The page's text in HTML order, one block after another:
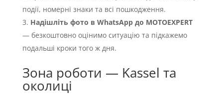
події, номерні знаки та всі пошкодження.
Надішліть фото в WhatsApp до MOTOEXPERT
— безкоштовно оцінимо ситуацію та підкажемо
подальші кроки того ж дня.
Зона роботи — Kassel та
околиці